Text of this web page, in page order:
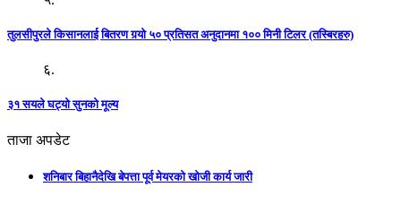
तुलसीपुरले किसानलाई बितरण गर्‍यो ५० प्रतिसत अनुदानमा १०० मिनी टिलर (तस्बिरहरु)
६.
३१ सयले घट्यो सुनको मूल्य
ताजा अपडेट
शनिबार बिहानैदेखि बेपत्ता पूर्व मेयरको खोजी कार्य जारी